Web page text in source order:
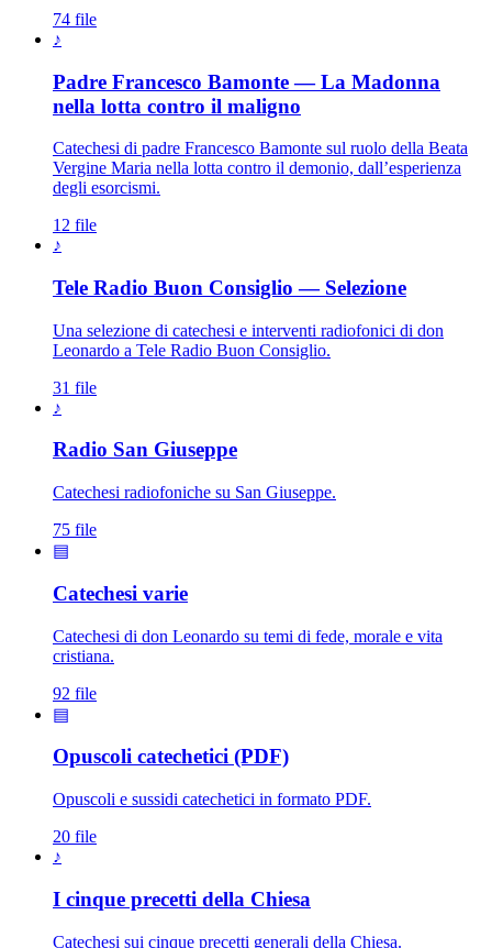
74 file
♪
Padre Francesco Bamonte — La Madonna
nella lotta contro il maligno
Catechesi di padre Francesco Bamonte sul ruolo della Beata
Vergine Maria nella lotta contro il demonio, dall’esperienza
degli esorcismi.
12 file
♪
Tele Radio Buon Consiglio — Selezione
Una selezione di catechesi e interventi radiofonici di don
Leonardo a Tele Radio Buon Consiglio.
31 file
♪
Radio San GiuseppePatriarca San Giuseppe ·
Catechesi radiofoniche su San Giuseppe.
75 file
▤
Catechesi varie
Catechesi di don Leonardo su temi di fede, morale e vita
cristiana.
92 file
▤
Opuscoli catechetici (PDF)
Opuscoli e sussidi catechetici in formato PDF.
20 file
♪
I cinque precetti della Chiesa
Catechesi sui cinque precetti generali della Chiesa.